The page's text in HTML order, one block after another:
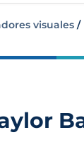
visuales /